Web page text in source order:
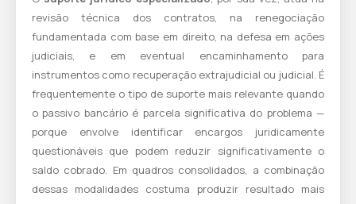
revisão técnica dos contratos, na renegociação
fundamentada com base em direito, na defesa em ações
judiciais, e em eventual encaminhamento para
instrumentos como recuperação extrajudicial ou judicial. É
frequentemente o tipo de suporte mais relevante quando
o passivo bancário é parcela significativa do problema —
porque envolve identificar encargos juridicamente
questionáveis que podem reduzir significativamente o
saldo cobrado. Em quadros consolidados, a combinação
dessas modalidades costuma produzir resultado mais